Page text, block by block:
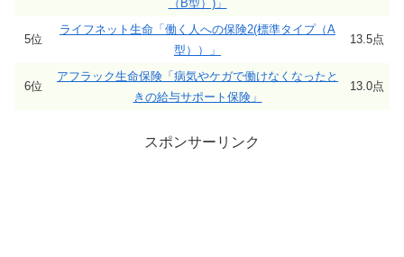
（B型）)」
5位
ライフネット生命「働く人への保険2(標準タイプ（A
型））」
13.5点
6位
アフラック生命保険「病気やケガで働けなくなったと
きの給与サポート保険」
13.0点
スポンサーリンク